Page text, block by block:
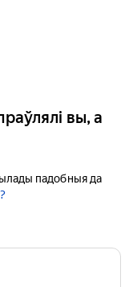
вы, а
падобныя да